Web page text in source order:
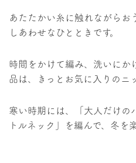
あたたかい糸に触れながらお
しあわせなひとときです。
時間をかけて編み、洗いにか
品は、きっとお気に入りのニ
寒い時期には、「大人だけの
トルネック」を編んで、冬を